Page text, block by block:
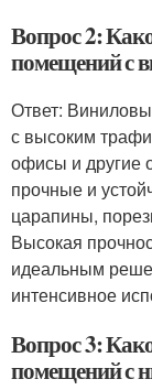
Вопрос 2:
помещений с
Ответ:
с высоким
офисы и другие
прочные и
царапины,
Высокая
идеальным
интенсивное
Вопрос 3:
помещений с